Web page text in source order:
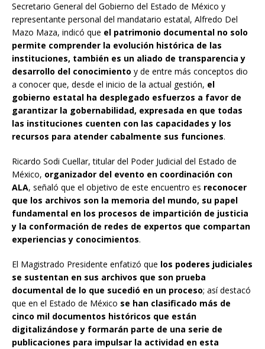
Secretario General del Gobierno del Estado de México y
representante personal del mandatario estatal, Alfredo Del
Mazo Maza, indicó que el patrimonio documental no solo
permite comprender la evolución histórica de las
instituciones, también es un aliado de transparencia y
desarrollo del conocimiento y de entre más conceptos dio
a conocer que, desde el inicio de la actual gestión, el
gobierno estatal ha desplegado esfuerzos a favor de
garantizar la gobernabilidad, expresada en que todas
las instituciones cuenten con las capacidades y los
recursos para atender cabalmente sus funciones.
Ricardo Sodi Cuellar, titular del Poder Judicial del Estado de
México, organizador del evento en coordinación con
ALA, señaló que el objetivo de este encuentro es reconocer
que los archivos son la memoria del mundo, su papel
fundamental en los procesos de impartición de justicia
y la conformación de redes de expertos que compartan
experiencias y conocimientos.
El Magistrado Presidente enfatizó que los poderes judiciales
se sustentan en sus archivos que son prueba
documental de lo que sucedió en un proceso; así destacó
que en el Estado de México se han clasificado más de
cinco mil documentos históricos que están
digitalizándose y formarán parte de una serie de
publicaciones para impulsar la actividad en esta